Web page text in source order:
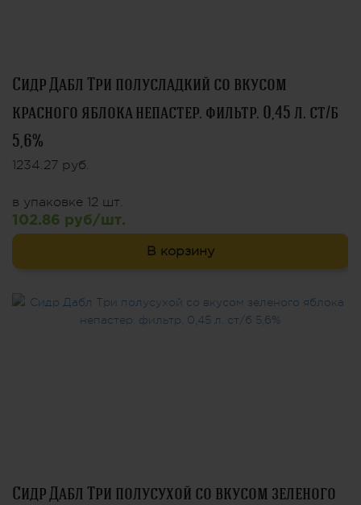
Сидр Дабл Три полусладкий со вкусом
красного яблока непастер. фильтр. 0,45 л. ст/б
5,6%
1234.27 руб.
в упаковке 12 шт.
102.86 руб/шт.
В корзину
Сидр Дабл Три полусухой со вкусом зеленого